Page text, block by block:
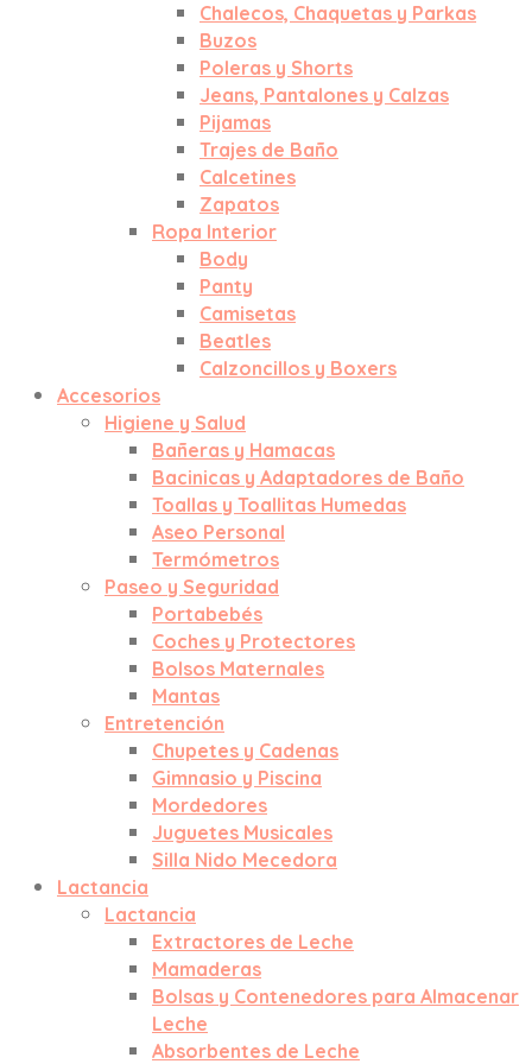
Chalecos, Chaquetas y Parkas
Buzos
Poleras y Shorts
Jeans, Pantalones y Calzas
Pijamas
Trajes de Baño
Calcetines
Zapatos
Ropa Interior
Body
Panty
Camisetas
Beatles
Calzoncillos y Boxers
Accesorios
Higiene y Salud
Bañeras y Hamacas
Bacinicas y Adaptadores de Baño
Toallas y Toallitas Humedas
Aseo Personal
Termómetros
Paseo y Seguridad
Portabebés
Coches y Protectores
Bolsos Maternales
Mantas
Entretención
Chupetes y Cadenas
Gimnasio y Piscina
Mordedores
Juguetes Musicales
Silla Nido Mecedora
Lactancia
Lactancia
Extractores de Leche
Mamaderas
Bolsas y Contenedores para Almacenar
Leche
Absorbentes de Leche